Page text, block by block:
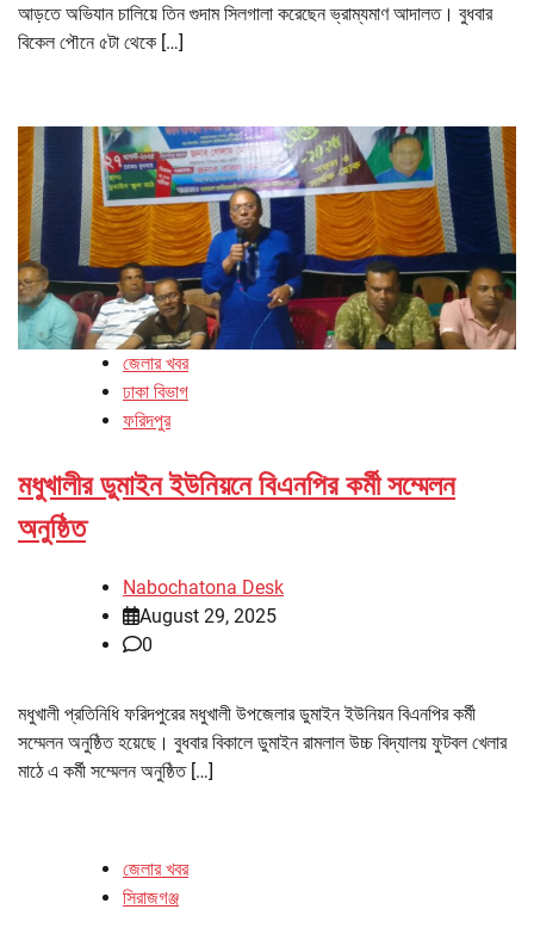
আড়তে অভিযান চালিয়ে তিন গুদাম সিলগালা করেছেন ভ্রাম্যমাণ আদালত। বুধবার
বিকেল পৌনে ৫টা থেকে […]
জেলার খবর
ঢাকা বিভাগ
ফরিদপুর
মধুখালীর ডুমাইন ইউনিয়নে বিএনপির কর্মী সম্মেলন
অনুষ্ঠিত
Nabochatona Desk
August 29, 2025
0
মধুখালী প্রতিনিধি ফরিদপুরের মধুখালী উপজেলার ডুমাইন ইউনিয়ন বিএনপির কর্মী
সম্মেলন অনুষ্ঠিত হয়েছে। বুধবার বিকালে ডুমাইন রামলাল উচ্চ বিদ্যালয় ফুটবল খেলার
মাঠে এ কর্মী সম্মেলন অনুষ্ঠিত […]
জেলার খবর
সিরাজগঞ্জ